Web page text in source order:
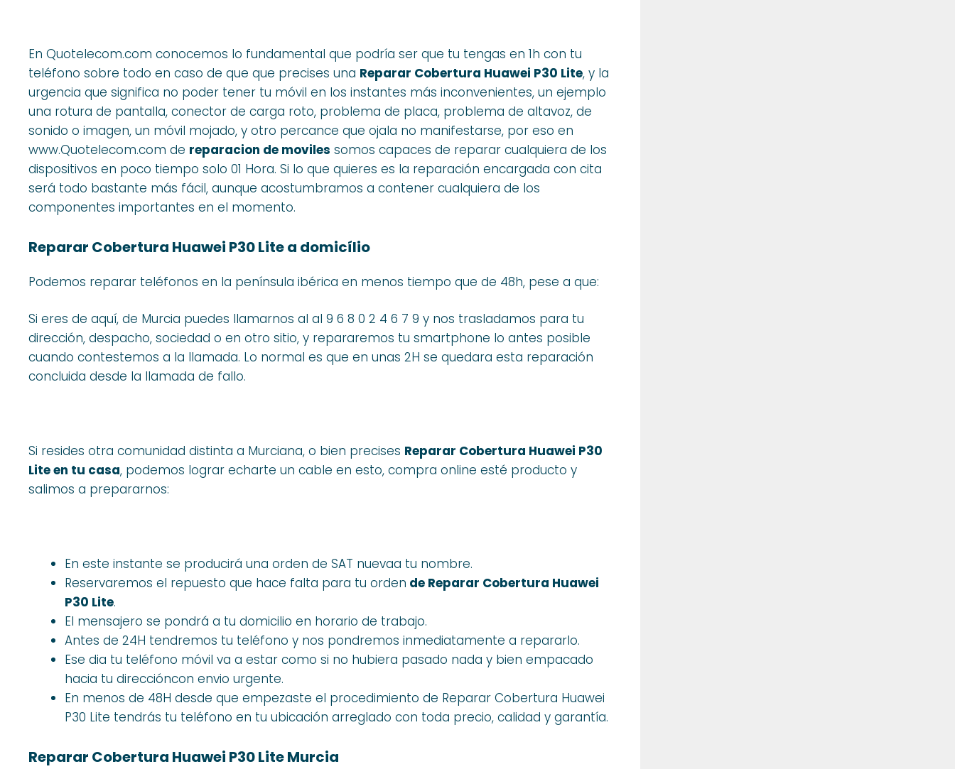
En Quotelecom.com conocemos lo fundamental que podría ser que tu tengas en 1h con tu
teléfono sobre todo en caso de que que precises una Reparar Cobertura Huawei P30 Lite, y la
urgencia que significa no poder tener tu móvil en los instantes más inconvenientes, un ejemplo
una rotura de pantalla, conector de carga roto, problema de placa, problema de altavoz, de
sonido o imagen, un móvil mojado, y otro percance que ojala no manifestarse, por eso en
www.Quotelecom.com de reparacion de moviles somos capaces de reparar cualquiera de los
dispositivos en poco tiempo solo 01 Hora. Si lo que quieres es la reparación encargada con cita
será todo bastante más fácil, aunque acostumbramos a contener cualquiera de los
componentes importantes en el momento.
Reparar Cobertura Huawei P30 Lite a domicílio
Podemos reparar teléfonos en la península ibérica en menos tiempo que de 48h, pese a que:
Si eres de aquí, de Murcia puedes llamarnos al al 9 6 8 0 2 4 6 7 9 y nos trasladamos para tu
dirección, despacho, sociedad o en otro sitio, y repararemos tu smartphone lo antes posible
cuando contestemos a la llamada. Lo normal es que en unas 2H se quedara esta reparación
concluida desde la llamada de fallo.
Si resides otra comunidad distinta a Murciana, o bien precises Reparar Cobertura Huawei P30
Lite en tu casa, podemos lograr echarte un cable en esto, compra online esté producto y
salimos a prepararnos:
En este instante se producirá una orden de SAT nuevaa tu nombre.
Reservaremos el repuesto que hace falta para tu orden de Reparar Cobertura Huawei
P30 Lite.
El mensajero se pondrá a tu domicilio en horario de trabajo.
Antes de 24H tendremos tu teléfono y nos pondremos inmediatamente a repararlo.
Ese dia tu teléfono móvil va a estar como si no hubiera pasado nada y bien empacado
hacia tu direccióncon envio urgente.
En menos de 48H desde que empezaste el procedimiento de Reparar Cobertura Huawei
P30 Lite tendrás tu teléfono en tu ubicación arreglado con toda precio, calidad y garantía.
Reparar Cobertura Huawei P30 Lite Murcia